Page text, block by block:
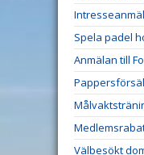
Spela padel
Anmälan till
Välbesökt